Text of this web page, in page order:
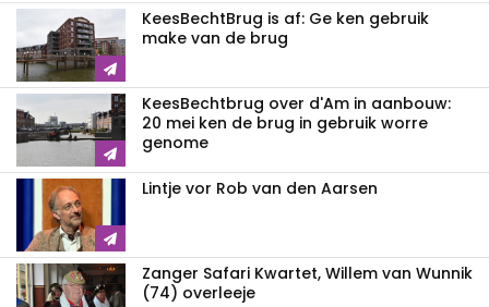
KeesBechtBrug is af: Ge ken gebruik
make van de brug
KeesBechtbrug over d'Am in aanbouw:
20 mei ken de brug in gebruik worre
genome
Lintje vor Rob van den Aarsen
Zanger Safari Kwartet, Willem van Wunnik
(74) overleeje